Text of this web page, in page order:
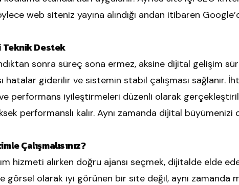
web siteniz yayına alındığı andan itibaren
Teknik Destek
sonra süreç sona ermez, aksine dijital gelişim
hatalar giderilir ve sistemin stabil çalışması sağlanır.
performans iyileştirmeleri düzenli olarak
performanslı kalır. Aynı zamanda dijital
Çalışmalısınız?
hizmeti alırken doğru ajansı seçmek, dijitalde elde
görsel olarak iyi görünen bir site değil, aynı zamanda